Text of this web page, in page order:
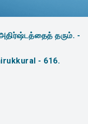
அதிர்ஷ்டத்தைத் தரும். -
- 616.